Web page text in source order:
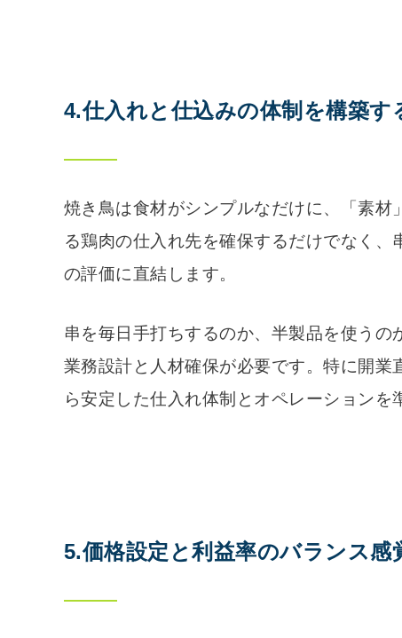
4.仕入れと仕込みの体制を構築す
焼き鳥は食材がシンプルなだけに、「素材
る鶏肉の仕入れ先を確保するだけでなく
の評価に直結します。
串を毎日手打ちするのか、半製品を使う
業務設計と人材確保が必要です。特に開
ら安定した仕入れ体制とオペレーションを
5.価格設定と利益率のバランス感